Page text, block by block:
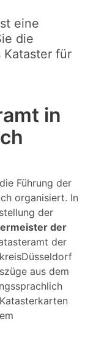
eine
die
für
in
Führung der
organisiert. In
der
der
der
aus dem